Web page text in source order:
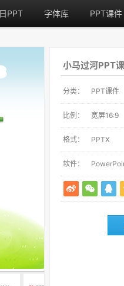
PPT 字体库 PPT课件
小马过河PPT
分类： PPT课件
比例： 宽屏16:9
格式： PPTX
软件：